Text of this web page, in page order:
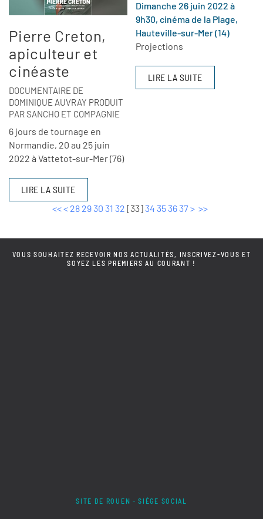
Pierre Creton,
apiculteur et
cinéaste
DOCUMENTAIRE DE
DOMINIQUE AUVRAY PRODUIT
PAR SANCHO ET COMPAGNIE
6 jours de tournage en
Normandie, 20 au 25 juin
2022 à Vattetot-sur-Mer (76)
LIRE LA SUITE
Dimanche 26 juin 2022 à
9h30, cinéma de la Plage,
Hauteville-sur-Mer (14)
Projections
LIRE LA SUITE
<<< 28 29 30 31 32 [33] 34 35 36 37> >>
VOUS SOUHAITEZ RECEVOIR NOS ACTUALITÉS, INSCRIVEZ-VOUS ET
SOYEZ LES PREMIERS AU COURANT !
SITE DE ROUEN - SIÈGE SOCIAL